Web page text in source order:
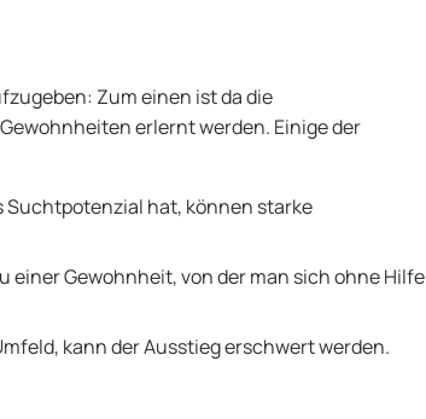
Zum einen ist da die
erlernt werden. Einige der
Suchtpotenzial hat, können starke
einer Gewohnheit, von der man sich ohne Hilfe
kann der Ausstieg erschwert werden.